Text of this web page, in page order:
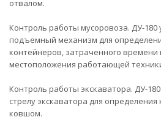
отвалом.
Контроль работы мусоровоза. ДУ-180
подъемный механизм для
контейнеров, затраченного времени
местоположения работающей
Контроль работы экскаватора. ДУ-
стрелу экскаватора для
ковшом.